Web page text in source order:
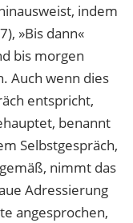
indem
»Bis dann«
bis morgen
Auch wenn dies
entspricht,
benannt
Selbstgespräch,
nimmt das
Adressierung
angesprochen,